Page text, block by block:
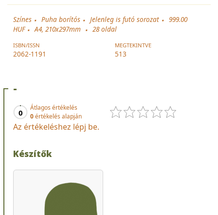
Színes Puha borítós Jelenleg is futó sorozat
999.00
HUF
A4, 210x297mm 28oldal
ISBN/ISSN
2062-1191
MEGTEKINTVE
513
-
0
Átlagos értékelés
0értékelés alapján
Az értékeléshez lépj be.
Készítők